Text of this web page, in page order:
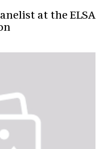
at the ELSA